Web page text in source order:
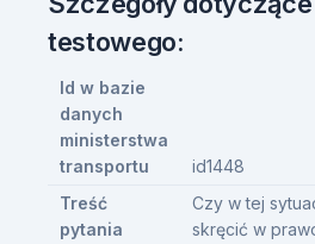
testowego:
Id w bazie
danych
ministerstwa
transportu
id1448
Treść
pytania
Czy w tej
skręcić w